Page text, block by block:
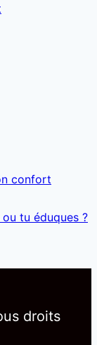
confort
tu éduques ?
droits